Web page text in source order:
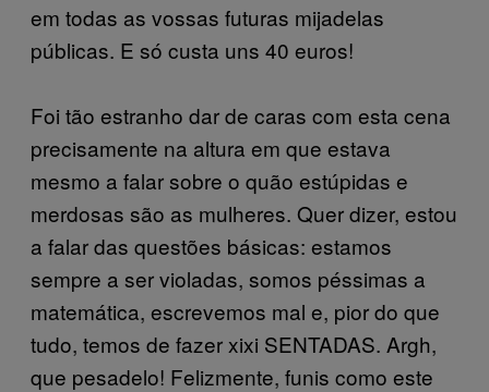
em todas as vossas futuras mijadelas
públicas. E só custa uns 40 euros!
Foi tão estranho dar de caras com esta cena
precisamente na altura em que estava
mesmo a falar sobre o quão estúpidas e
merdosas são as mulheres. Quer dizer, estou
a falar das questões básicas: estamos
sempre a ser violadas, somos péssimas a
matemática, escrevemos mal e, pior do que
tudo, temos de fazer xixi SENTADAS. Argh,
que pesadelo! Felizmente, funis como este